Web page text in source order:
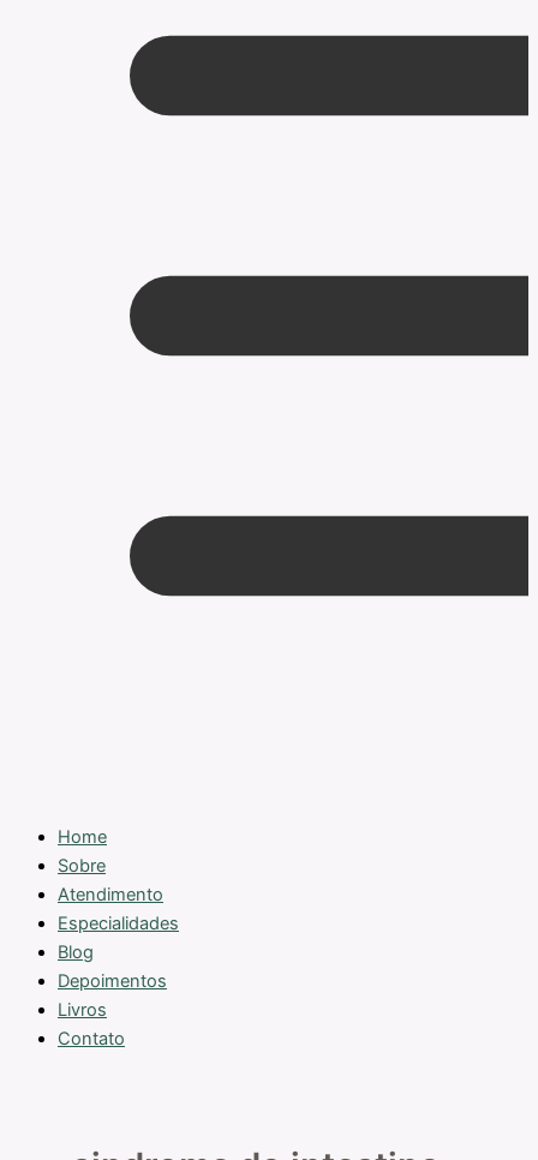
Home
Sobre
Atendimento
Especialidades
Blog
Depoimentos
Livros
Contato